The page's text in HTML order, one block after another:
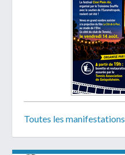
Toutes les manifestations